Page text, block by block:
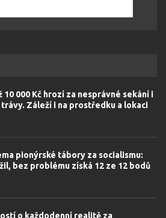
10 000 Kč hrozí za nesprávné sekání i
trávy. Záleží i na prostředku a lokaci
pionýrské tábory za socialismu:
bez problému získá 12 ze 12 bodů
o každodenní realitě za